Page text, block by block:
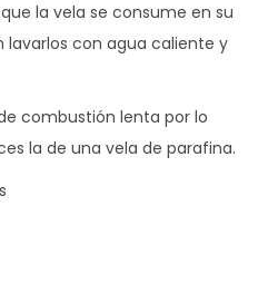
la vela se consume en su
lavarlos con agua caliente y
combustión lenta por lo
la de una vela de parafina.